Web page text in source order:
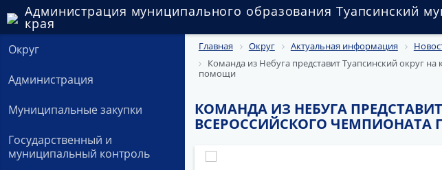
Администрация муниципального образования Туапсинский
края
Округ
Администрация
Муниципальные закупки
Государственный и
муниципальный контроль
Главная Округ Актуальная информация
Команда из Небуга представит Туапсинский округ
помощи
КОМАНДА ИЗ НЕБУГА
ВСЕРОССИЙСКОГО